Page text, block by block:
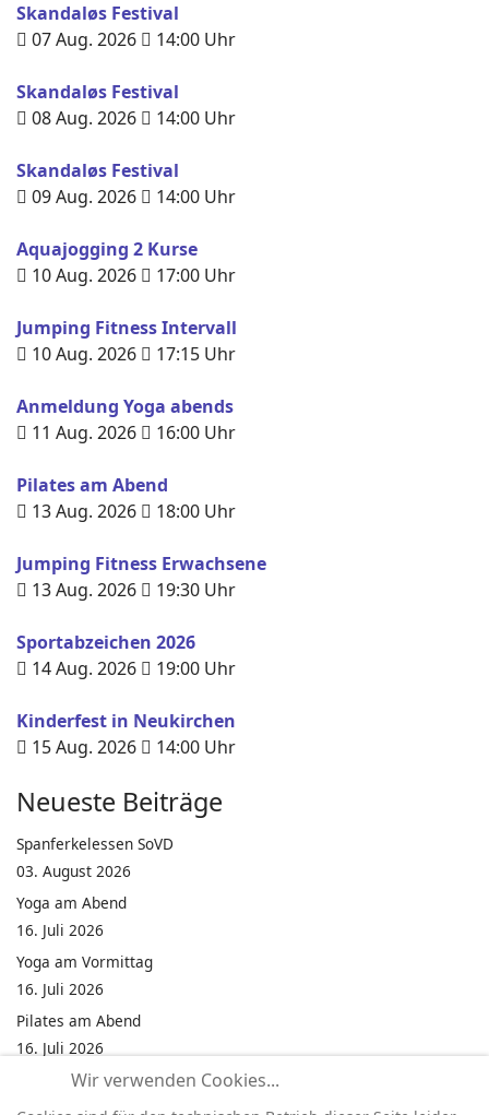
Skandaløs Festival
07 Aug. 2026
14:00 Uhr
Skandaløs Festival
08 Aug. 2026
14:00 Uhr
Skandaløs Festival
09 Aug. 2026
14:00 Uhr
Aquajogging 2 Kurse
10 Aug. 2026
17:00 Uhr
Jumping Fitness Intervall
10 Aug. 2026
17:15 Uhr
Anmeldung Yoga abends
11 Aug. 2026
16:00 Uhr
Pilates am Abend
13 Aug. 2026
18:00 Uhr
Jumping Fitness Erwachsene
13 Aug. 2026
19:30 Uhr
Sportabzeichen 2026
14 Aug. 2026
19:00 Uhr
Kinderfest in Neukirchen
15 Aug. 2026
14:00 Uhr
Neueste Beiträge
Spanferkelessen SoVD
03. August 2026
Yoga am Abend
16. Juli 2026
Yoga am Vormittag
16. Juli 2026
Pilates am Abend
16. Juli 2026
Jumping Fitness Intervall
16. Juli 2026
Wir verwenden Cookies...